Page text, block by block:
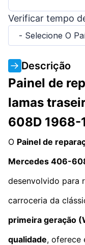
Verificar tempo
- Selecione O
Descrição
Painel de
lamas
608D 1968-
O Painel de
Mercedes 406-
desenvolvido para
carroceria da
primeira geração
qualidade, oferece